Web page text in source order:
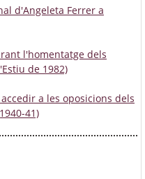
d'Angeleta Ferrer a
l'homentatge dels
de 1982)
a les oposicions dels
41)